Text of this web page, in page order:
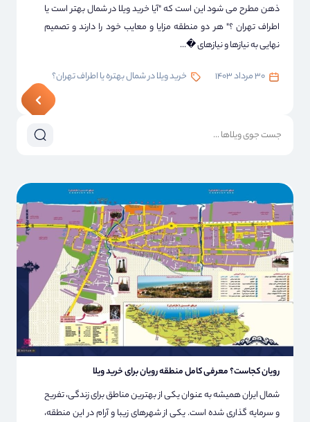
ذهن مطرح می شود این است که "آیا خرید ویلا در شمال بهتر است یا
اطراف تهران ؟" هر دو منطقه مزایا و معایب خود را دارند و تصمیم
نهایی به نیازها و نیازهای �...
۳۰ مرداد ۱۴۰۳ خرید ویلا در شمال بهتره یا اطراف تهران؟
رویان کجاست؟ معرفی کامل منطقه رویان برای خرید ویلا
شمال ایران همیشه به عنوان یکی از بهترین مناطق برای زندگی، تفریح
​​و سرمایه گذاری شده است. یکی از شهرهای زیبا و آرام در این منطقه،